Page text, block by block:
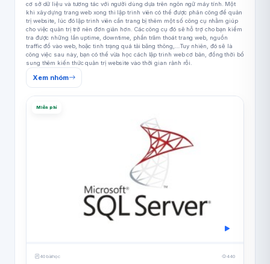
cơ sở dữ liệu và tương tác với người dùng dựa trên ngôn ngữ máy tính. Một
khi xây dựng trang web xong thì lập trình viên có thể được phân công để quản
trị website, lúc đó lập trình viên cần trang bị thêm một số công cụ nhằm giúp
cho việc quản trị trở nên đơn giản hơn. Các công cụ đó sẽ hỗ trợ cho bạn kiểm
tra được những lần uptime, downtime, phần trăm thoát trang web, nguồn
traffic đổ vào web, hoặc tình trạng quá tải băng thông,…Tuy nhiên, đó sẽ là
công việc sau này, bạn có thể vừa học cách lập trình web cơ bản, đồng thời bổ
sung thêm kiến thức quản trị website vào thời gian rảnh rỗi.
Xem nhóm
Miễn phí
40 bài học 440